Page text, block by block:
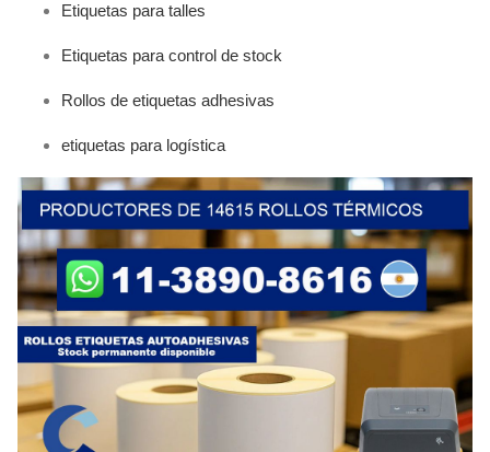
Etiquetas para talles
Etiquetas para control de stock
Rollos de etiquetas adhesivas
etiquetas para logística